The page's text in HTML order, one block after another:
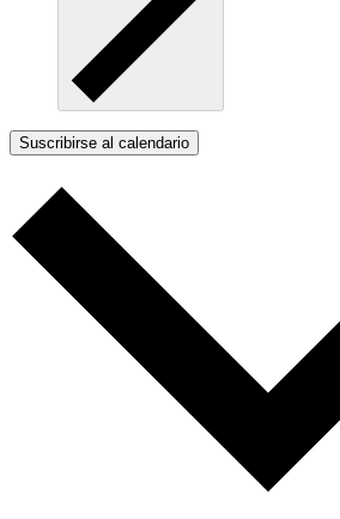
Suscribirse al calendario